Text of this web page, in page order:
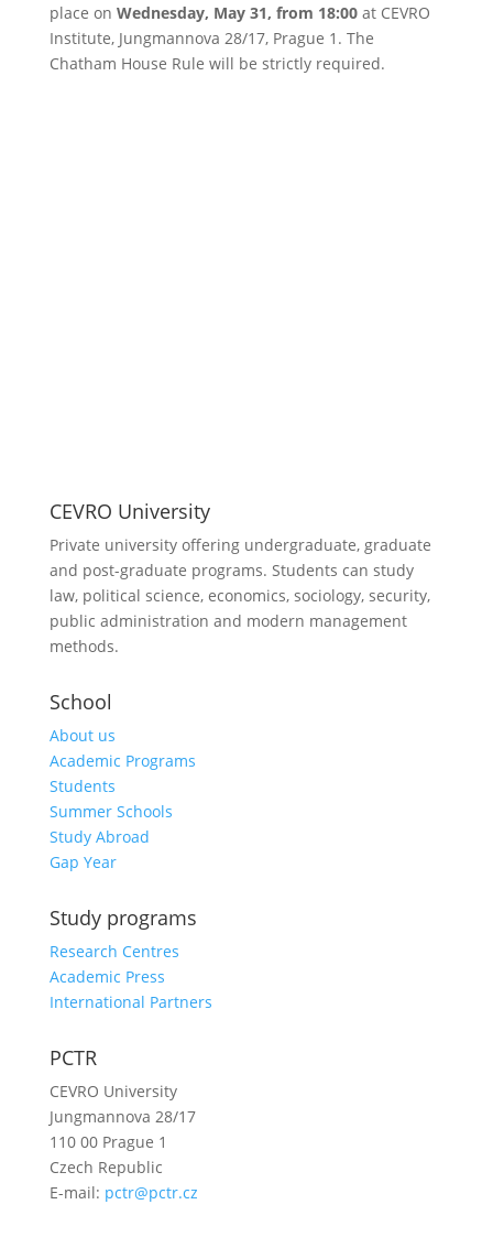
place on Wednesday, May 31, from 18:00at CEVRO
Institute, Jungmannova 28/17, Prague 1. The
Chatham House Rule will be strictly required.
CEVRO University
Private university offering undergraduate, graduate
and post-graduate programs. Students can study
law, political science, economics, sociology, security,
public administration and modern management
methods.
School
About us
Academic Programs
Students
Summer Schools
Study Abroad
Gap Year
Study programs
Research Centres
Academic Press
International Partners
PCTR
CEVRO University
Jungmannova 28/17
110 00 Prague 1
Czech Republic
E-mail: pctr@pctr.cz